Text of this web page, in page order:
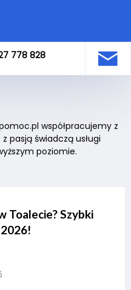
778 828
współpracujemy z
pasją świadczą usługi
poziomie.
Toalecie? Szybki